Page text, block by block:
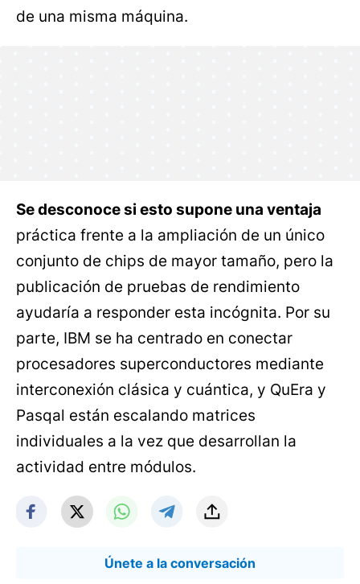
de una misma máquina.
Se desconoce si esto supone una ventaja
práctica frente a la ampliación de un único
conjunto de chips de mayor tamaño, pero la
publicación de pruebas de rendimiento
ayudaría a responder esta incógnita. Por su
parte, IBM se ha centrado en conectar
procesadores superconductores mediante
interconexión clásica y cuántica, y QuEra y
Pasqal están escalando matrices
individuales a la vez que desarrollan la
actividad entre módulos.
Únete a la conversación